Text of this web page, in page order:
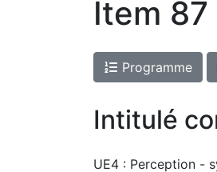
Item
Programme
Intitulé
UE4 : Perception -